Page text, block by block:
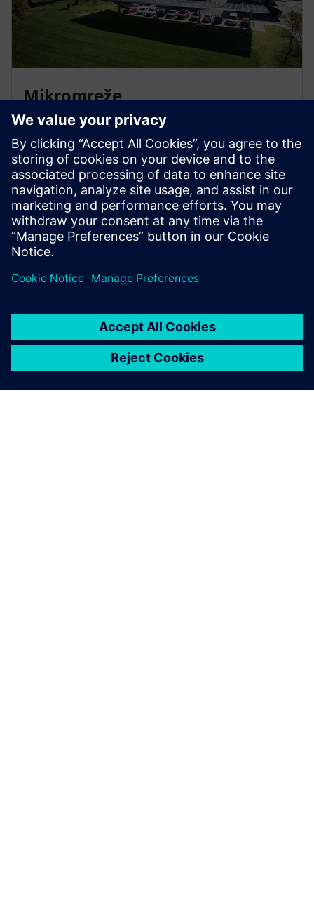
Mikromreže
Ostanite nezavisni od javne mreže i ostvarite prihod
vraćanjem viška energije.